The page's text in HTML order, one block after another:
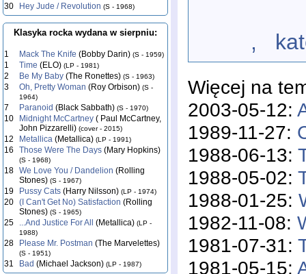
30 Hey Jude / Revolution (S - 1968)
Klasyka rocka wydana w sierpniu:
1 Mack The Knife (Bobby Darin) (S - 1959)
1 Time (ELO) (LP - 1981)
2 Be My Baby (The Ronettes) (S - 1963)
3 Oh, Pretty Woman (Roy Orbison) (S -
1964)
7 Paranoid (Black Sabbath) (S - 1970)
10 Midnight McCartney ( Paul McCartney,
John Pizzarelli) (cover - 2015)
12 Metallica (Metallica) (LP - 1991)
16 Those Were The Days (Mary Hopkins)
(S - 1968)
18 We Love You / Dandelion (Rolling
Stones) (S - 1967)
19 Pussy Cats (Harry Nilsson) (LP - 1974)
20 (I Can't Get No) Satisfaction (Rolling
Stones) (S - 1965)
25 ...And Justice For All (Metallica) (LP -
1988)
28 Please Mr. Postman (The Marvelettes)
(S - 1951)
31 Bad (Michael Jackson) (LP - 1987)
,
Więcej na
2003-05-12:
1989-11-27:
1988-06-13:
1988-05-02:
1988-01-25:
1982-11-08:
1981-07-31:
1981-05-15: